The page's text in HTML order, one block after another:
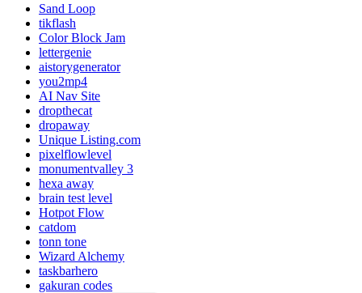
Sand Loop
tikflash
Color Block Jam
lettergenie
aistorygenerator
you2mp4
AI Nav Site
dropthecat
dropaway
Unique Listing.com
pixelflowlevel
monumentvalley 3
hexa away
brain test level
Hotpot Flow
catdom
tonn tone
Wizard Alchemy
taskbarhero
gakuran codes